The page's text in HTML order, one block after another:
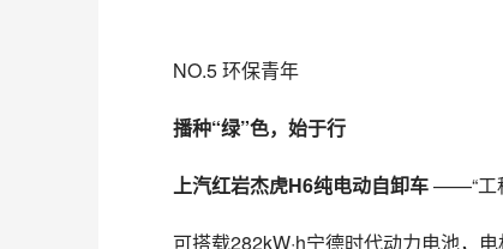
NO.5 环保青年
播种“绿”色，始于行
上汽红岩杰虎H6纯电动自卸车 ——“工
可搭载282kW·h宁德时代动力电池，